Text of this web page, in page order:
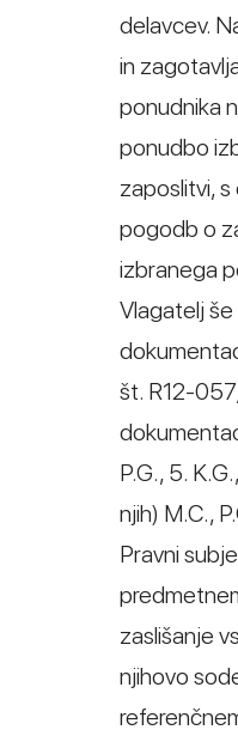
delavcev.
in
ponudnika
ponudbo
zaposlitvi,
pogodb o
izbranega
Vlagatelj
št. R12-
P.G., 5.
njih) M.C.,
Pravni
zaslišanje
njihovo